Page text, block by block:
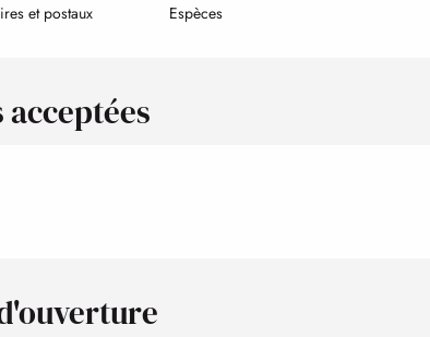
et postaux Espèces